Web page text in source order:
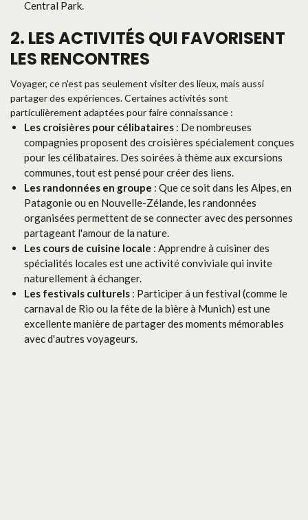
Central Park.
2. LES ACTIVITÉS QUI FAVORISENT
LES RENCONTRES
Voyager, ce n'est pas seulement visiter des lieux, mais aussi
partager des expériences. Certaines activités sont
particulièrement adaptées pour faire connaissance :
Les croisières pour célibataires : De nombreuses
compagnies proposent des croisières spécialement conçues
pour les célibataires. Des soirées à thème aux excursions
communes, tout est pensé pour créer des liens.
Les randonnées en groupe : Que ce soit dans les Alpes, en
Patagonie ou en Nouvelle-Zélande, les randonnées
organisées permettent de se connecter avec des personnes
partageant l'amour de la nature.
Les cours de cuisine locale : Apprendre à cuisiner des
spécialités locales est une activité conviviale qui invite
naturellement à échanger.
Les festivals culturels : Participer à un festival (comme le
carnaval de Rio ou la fête de la bière à Munich) est une
excellente manière de partager des moments mémorables
avec d'autres voyageurs.